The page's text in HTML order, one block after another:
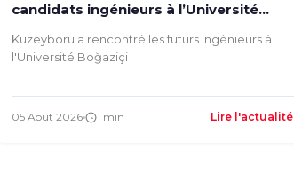
candidats ingénieurs à l’Université
Kuzeyboru a rencontré les futurs ingénieurs à
l'Université Boğaziçi
05 Août 2026 1 min Lire l'actualité